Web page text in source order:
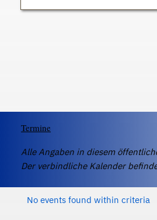
Termine
Alle Angaben in diesem
Der verbindliche Kalender
No events found within criteria